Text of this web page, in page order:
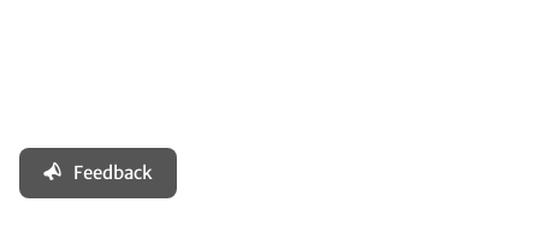
Feedback